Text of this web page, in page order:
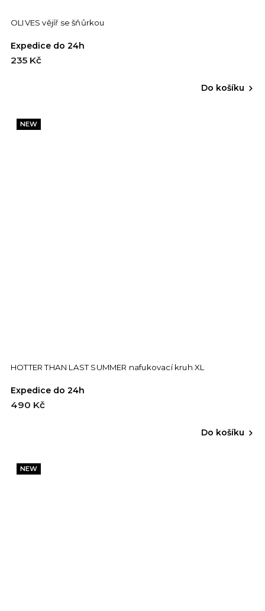
OLIVES vějíř se šňůrkou
Expedice do 24h
235 Kč
Do košíku
NEW
HOTTER THAN LAST SUMMER nafukovací kruh XL
Expedice do 24h
490 Kč
Do košíku
NEW